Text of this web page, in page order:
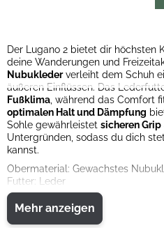
Der Lugano 2 bietet dir höchsten
deine Wanderungen und
Nubuklederverleiht dem Schuh
äußeren Einflüssen. Das
Fußklima , während das Comfort
optimalen Halt und Dämpfung
Sohle gewährleistet sicheren Grip
Untergründen, sodass du dich
kannst.
Obermaterial: Gewachstes
Futter: Leder
Fußbett: Comfort fit®, Kork und
Sohle: Meindl Comfort Hiker
Mehr anzeigen